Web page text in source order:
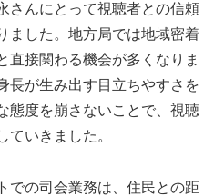
さんにとって視聴者との信頼
ました。地方局では地域密着
直接関わる機会が多くなりま
長が生み出す目立ちやすさを
態度を崩さないことで、視聴
ていきました。
での司会業務は、住民との距